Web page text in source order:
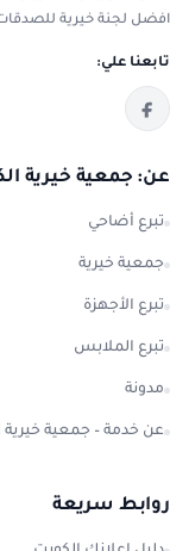
افضل لجنة خيرية للصدقات
تابعنا علي:
عن: جمعية خيرية
تبرع أضاحي
جمعية خيرية
تبرع الأجهزة
تبرع الملابس
مدونة
عن خدمة – جمعية خيرية
روابط سريعة